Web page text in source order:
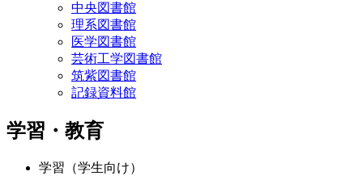
中央図書館
理系図書館
医学図書館
芸術工学図書館
筑紫図書館
記録資料館
学習・教育
学習（学生向け）